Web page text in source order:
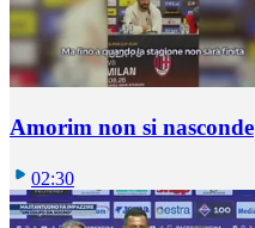
Amorim non si nasconde
02:30